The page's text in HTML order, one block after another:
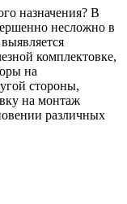
назначения? В
несложно в
комплектовке,
на
стороны,
на монтаж
различных